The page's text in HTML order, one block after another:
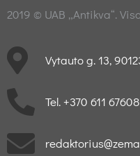
2019 © UAB „Antikva“.
Vytauto g. 13,
Tel. +370 611 67608